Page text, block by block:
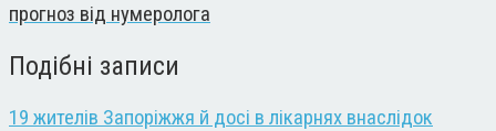
прогноз від нумеролога
Подібні записи
19 жителів Запоріжжя й досі в лікарнях внаслідок